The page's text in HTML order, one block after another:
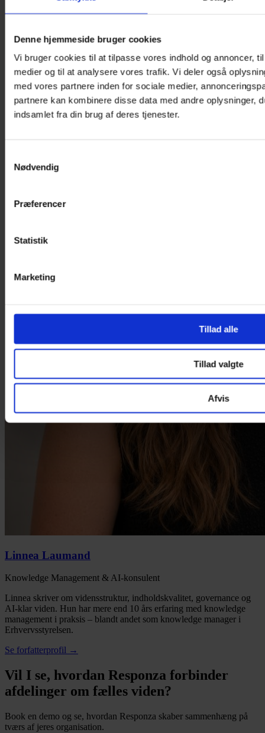
Denne hjemmeside bruger cookies
Vi bruger cookies til at tilpasse vores indhold og annoncer,
medier og til at analysere vores trafik. Vi deler også
med vores partnere inden for sociale medier,
partnere kan kombinere disse data med andre oplysninger,
indsamlet fra din brug af deres tjenester.
Nødvendig
Præferencer
Statistik
Marketing
Tillad alle
Tillad valgte
Afvis
Linnea Laumand
Knowledge Management & AI-konsulent
Linnea skriver om vidensstruktur, indholdskvalitet, governance og
AI-klar viden. Hun har mere end 10 års erfaring med knowledge
management i praksis – blandt andet som knowledge manager i
Erhvervsstyrelsen.
Se forfatterprofil →
Vil I se, hvordan Responza forbinder
afdelinger om fælles viden?
Book en demo og se, hvordan Responza skaber sammenhæng på
tværs af jeres organisation.